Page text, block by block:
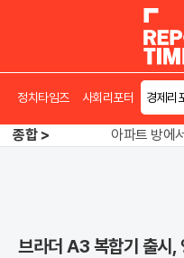
정치타임즈 사회리포터 경제리
종합 >
송영길 인천
도넛 닮은
아파트 방에
브라더 A3 복합기 출시,